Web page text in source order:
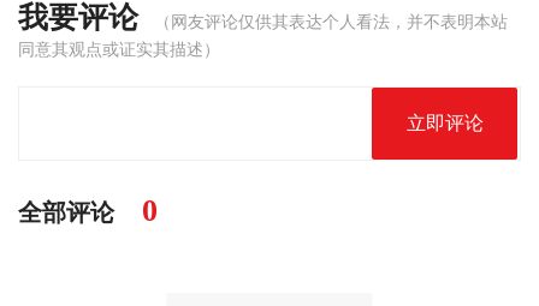
我要评论
（网友评论仅供其表达个人看法，并不表明本站
同意其观点或证实其描述）
立即评论
全部评论 0